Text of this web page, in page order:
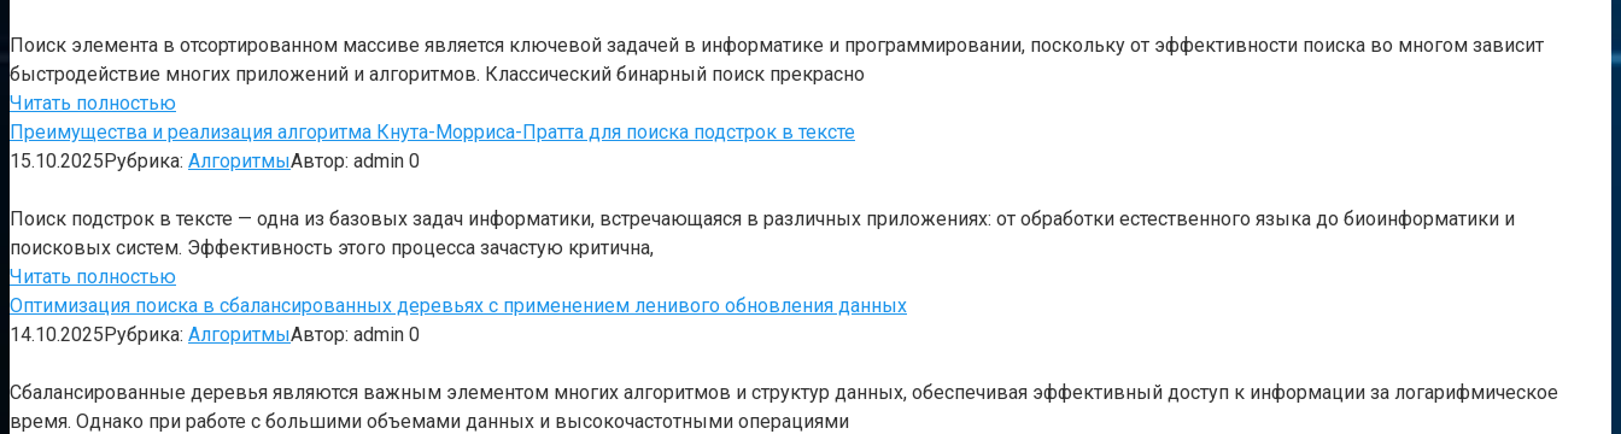
Поиск элемента в отсортированном массиве является ключевой задачей в информатике и программировании, поскольку от эффективности поиска во многом зависит
быстродействие многих приложений и алгоритмов. Классический бинарный поиск прекрасно
Читать полностью
Преимущества и реализация алгоритма Кнута-Морриса-Пратта для поиска подстрок в тексте
15.10.2025Рубрика: АлгоритмыАвтор: admin 0
Поиск подстрок в тексте — одна из базовых задач информатики, встречающаяся в различных приложениях: от обработки естественного языка до биоинформатики и
поисковых систем. Эффективность этого процесса зачастую критична,
Читать полностью
Оптимизация поиска в сбалансированных деревьях с применением ленивого обновления данных
14.10.2025Рубрика: АлгоритмыАвтор: admin 0
Сбалансированные деревья являются важным элементом многих алгоритмов и структур данных, обеспечивая эффективный доступ к информации за логарифмическое
время. Однако при работе с большими объемами данных и высокочастотными операциями